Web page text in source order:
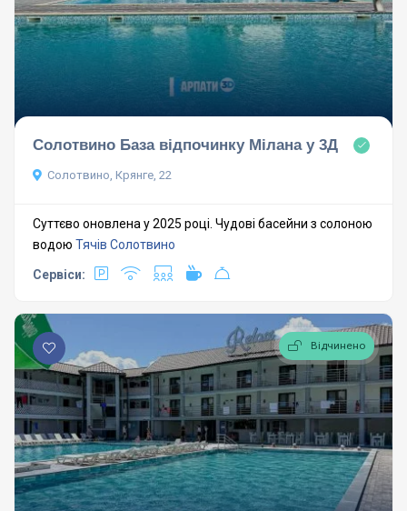
Солотвино База відпочинку Мілана у 3Д
Солотвино, Крянге, 22
Суттєво оновлена у 2025 році. Чудові басейни з солоною
водою Тячів Солотвино
Сервіси:
Відчинено